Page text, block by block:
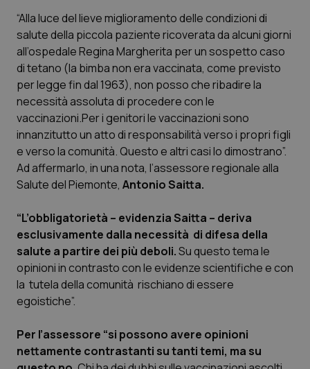
Studi e Analisi
Lettere al direttore
Edizioni Regionali
QS Pro
Professionisti Sanitari.AI
Abruzzo
Basilicata
Calabria
Campania
Emilia-Romagna
QS Pro Gold
Artrite & artrosi
Asma & BPCO
Car-T
Colesterolo & coronaropatie
QS Club Newsletter
“Alla luce del lieve miglioramento delle condizioni di
salute della piccola paziente ricoverata da alcuni giorni
all’ospedale Regina Margherita per un sospetto caso
di tetano (la bimba non era vaccinata, come previsto
per legge fin dal 1963), non posso che ribadire la
necessità assoluta di procedere con le
vaccinazioni.Per i genitori le vaccinazioni sono
innanzitutto un atto di responsabilità verso i propri figli
e verso la comunità. Questo e altri casi lo dimostrano”.
Ad affermarlo, in una nota, l’assessore regionale alla
Salute del Piemonte, Antonio Saitta.
“L’obbligatorietà – evidenzia Saitta – deriva
esclusivamente dalla necessità di difesa della
salute a partire dei più deboli.Su questo tema le
opinioni in contrasto con le evidenze scientifiche e con
la tutela della comunità rischiano di essere
egoistiche”.
Per l’assessore “si possono avere opinioni
nettamente contrastanti su tanti temi, ma su